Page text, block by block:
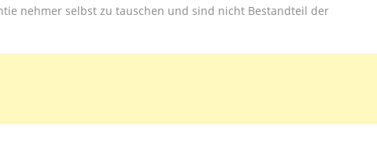
nehmer selbst zu tauschen und sind nicht Bestandteil der